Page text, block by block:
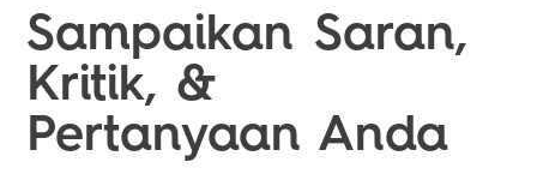
Sampaikan Saran,
Kritik, &
Pertanyaan Anda